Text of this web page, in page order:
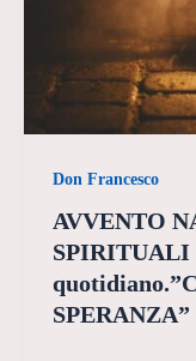
Don Francesco
AVVENTO
SPIRITUALI
SPERANZA”